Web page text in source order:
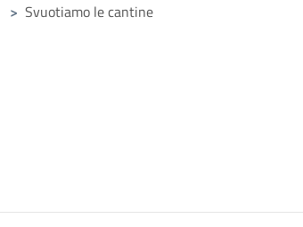
> Svuotiamo le cantine